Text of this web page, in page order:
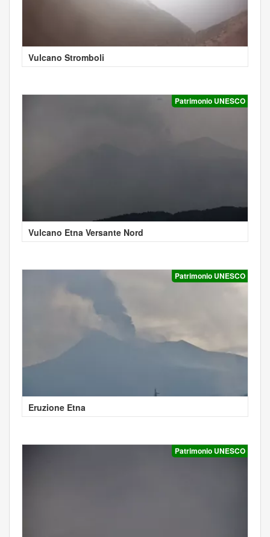
Vulcano Stromboli
Patrimonio UNESCO
Vulcano Etna Versante Nord
Patrimonio UNESCO
Eruzione Etna
Patrimonio UNESCO